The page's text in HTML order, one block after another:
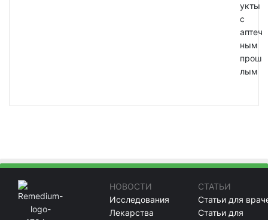
укты
с
аптеч
ным
прош
лым
НОВОСТИ
Исследования
Лекарства
СТАТЬИ
Статьи для
Статьи для